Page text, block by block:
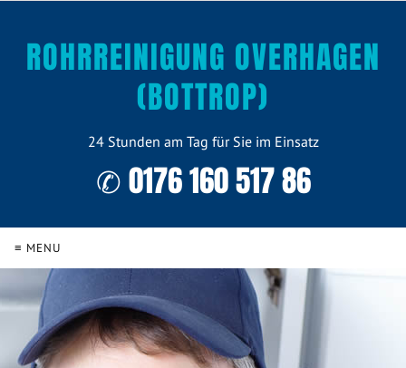
ROHRREINIGUNG OVERHAGEN
(BOTTROP)
24 Stunden am Tag für Sie im Einsatz
✆ 0176 160 517 86
≡ MENU